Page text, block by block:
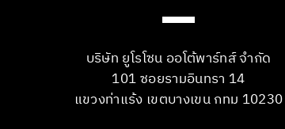
บริษัท ยูโรโซน ออโต้พาร์ทส์ จำกัด
101 ซอยรามอินทรา 14
แขวงท่าแร้ง เขตบางเขน กทม 10230